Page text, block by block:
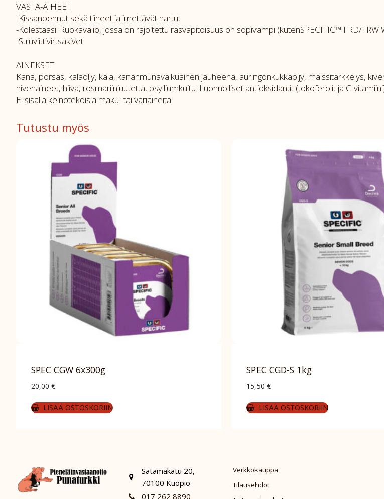
VASTA-AIHEET
-Kissanpennut sekä tiineet ja imettävät nartut
-Kolestaasi: Ruokavalio, jossa on rajoitettu rasvapitoisuus on sopivampi (kutenSPECIFIC™ FRD/FRW
-Struviittivirtsakivet
AINEKSET
Kana, porsas, kalaöljy, kala, kananmunavalkuainen jauheena, auringonkukkaöljy, maissitärkkelys,
hivenaineet, hiiva, rosmariiniuutetta, psylliumkuitu. Luonnolliset antioksidantit (tokoferolit ja C-
Ei sisällä keinotekoisia maku- tai väriaineita
Tutustu myös
SPEC CGW 6x300g
20,00 €
LISÄÄ OSTOSKORIIN
SPEC CGD-S 1kg
15,50 €
LISÄÄ OSTOSKORIIN
Satamakatu 20,
70100 Kuopio
017 262 8890
Verkkokauppa
Tilausehdot